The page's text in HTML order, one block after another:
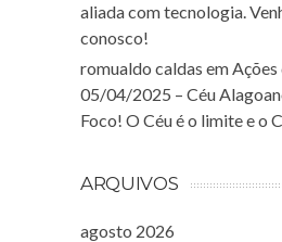
aliada com tecnologia.
conosco!
romualdo caldas emAções
05/04/2025 – Céu
Foco! O Céu é o limite e o
ARQUIVOS
agosto 2026